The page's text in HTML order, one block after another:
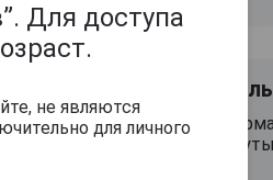
Для доступа
не являются
для личного